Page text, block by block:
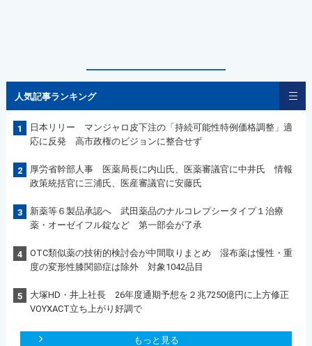
人気記事ランキング
1
日本リリー マンジャロ皮下注の「持続可能性特例価格調整」適
応に反発 高市政権のビジョンに整合せず
2
厚労省幹部人事 医薬局長に内山氏、医薬審議官に中井氏 情報
政策統括官に三浦氏、医産審議官に安藤氏
3
新薬等６製品承認へ 武田薬品のナルコレプシータイプ１治療
薬・オーゼイフル錠など 第一部会が了承
4
OTC類似薬の技術的検討会が中間取りまとめ 湿布薬は慢性・重
度の変形性膝関節症は除外 対象1042品目
5
大塚HD・井上社長 26年度通期予想を２兆7250億円に上方修正
VOYXACT立ち上がり好調で
もっと見る